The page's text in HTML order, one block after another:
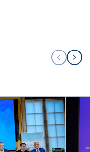
1
/
FÖREGÅENDE
NÄSTA